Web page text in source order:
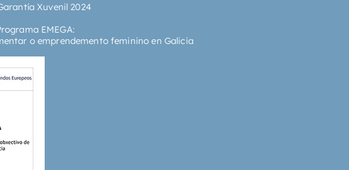
Xuvenil 2024
EMEGA:
o emprendemento feminino en Galicia